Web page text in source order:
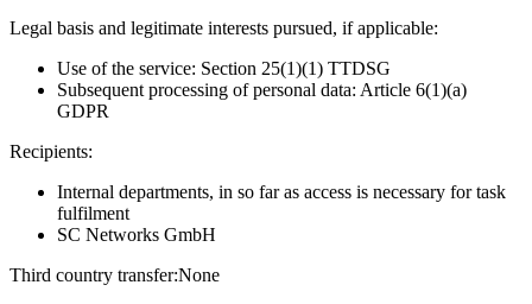
Legal basis and legitimate interests pursued, if applicable:
Use of the service: Section 25(1)(1) TTDSG
Subsequent processing of personal data: Article 6(1)(a)
GDPR
Recipients:
Internal departments, in so far as access is necessary for task
fulfilment
SC Networks GmbH
Third country transfer:None